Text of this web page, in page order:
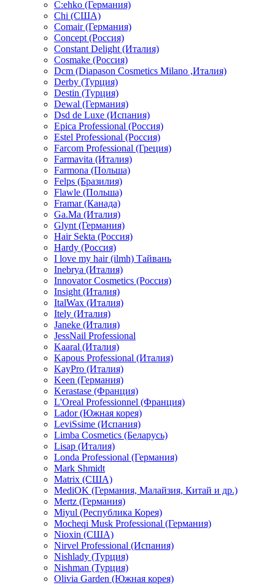
C:ehko (Германия)
Chi (США)
Comair (Германия)
Concept (Россия)
Constant Delight (Италия)
Cosmake (Россия)
Dcm (Diapason Cosmetics Milano ,Италия)
Derby (Турция)
Destin (Турция)
Dewal (Германия)
Dsd de Luxe (Испания)
Epica Professional (Россия)
Estel Professional (Россия)
Farcom Professional (Греция)
Farmavita (Италия)
Farmona (Польша)
Felps (Бразилия)
Flawle (Польша)
Framar (Канада)
Ga.Ma (Италия)
Glynt (Германия)
Hair Sekta (Россия)
Hardy (Россия)
I love my hair (ilmh) Тайвань
Inebrya (Италия)
Innovator Cosmetics (Россия)
Insight (Италия)
ItalWax (Италия)
Itely (Италия)
Janeke (Италия)
JessNail Professional
Kaaral (Италия)
Kapous Professional (Италия)
KayPro (Италия)
Keen (Германия)
Kerastase (Франция)
L'Oreal Professionnel (Франция)
Lador (Южная корея)
LeviSsime (Испания)
Limba Cosmetics (Беларусь)
Lisap (Италия)
Londa Professional (Германия)
Mark Shmidt
Matrix (США)
MediOK (Германия, Малайзия, Китай и др.)
Mertz (Германия)
Miyul (Республика Корея)
Mocheqi Musk Professional (Германия)
Nioxin (США)
Nirvel Professional (Испания)
Nishlady (Турция)
Nishman (Турция)
Olivia Garden (Южная корея)